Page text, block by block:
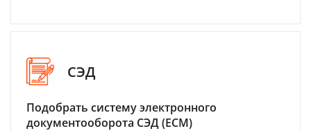
СЭД
Подобрать систему электронного
документооборота СЭД (ECM)